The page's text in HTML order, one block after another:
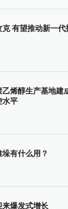
有望推动新一
烯醇生产基地建
水平
垛有什么用？
来爆发式增长